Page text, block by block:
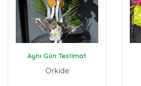
Aynı Gün Teslimat
Orkide